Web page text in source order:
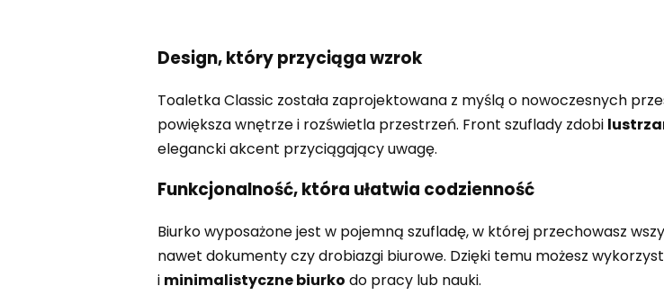
Design, który przyciąga wzrok
Toaletka Classic została zaprojektowana z myślą o nowoczesnych
powiększa wnętrze i rozświetla przestrzeń. Front szuflady zdobi
elegancki akcent przyciągający uwagę.
Funkcjonalność, która ułatwia codzienność
Biurko wyposażone jest w pojemną szufladę, w której przechowasz
nawet dokumenty czy drobiazgi biurowe. Dzięki temu możesz
i minimalistyczne biurko do pracy lub nauki.